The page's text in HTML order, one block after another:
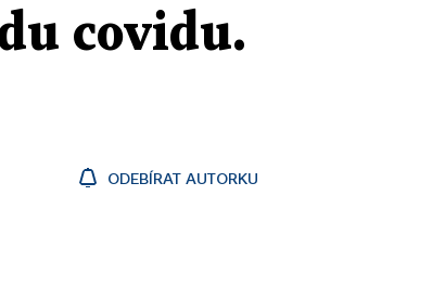
covidu.
ODEBÍRAT AUTORKU